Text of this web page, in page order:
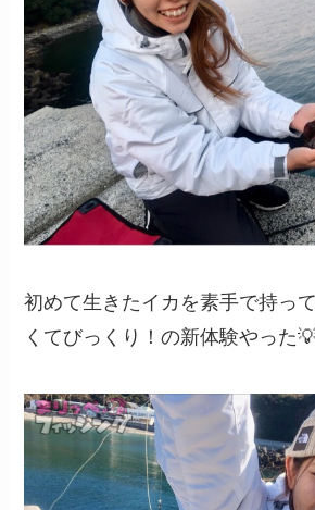
初めて生きたイカを素手で持っ
くてびっくり！の新体験やった